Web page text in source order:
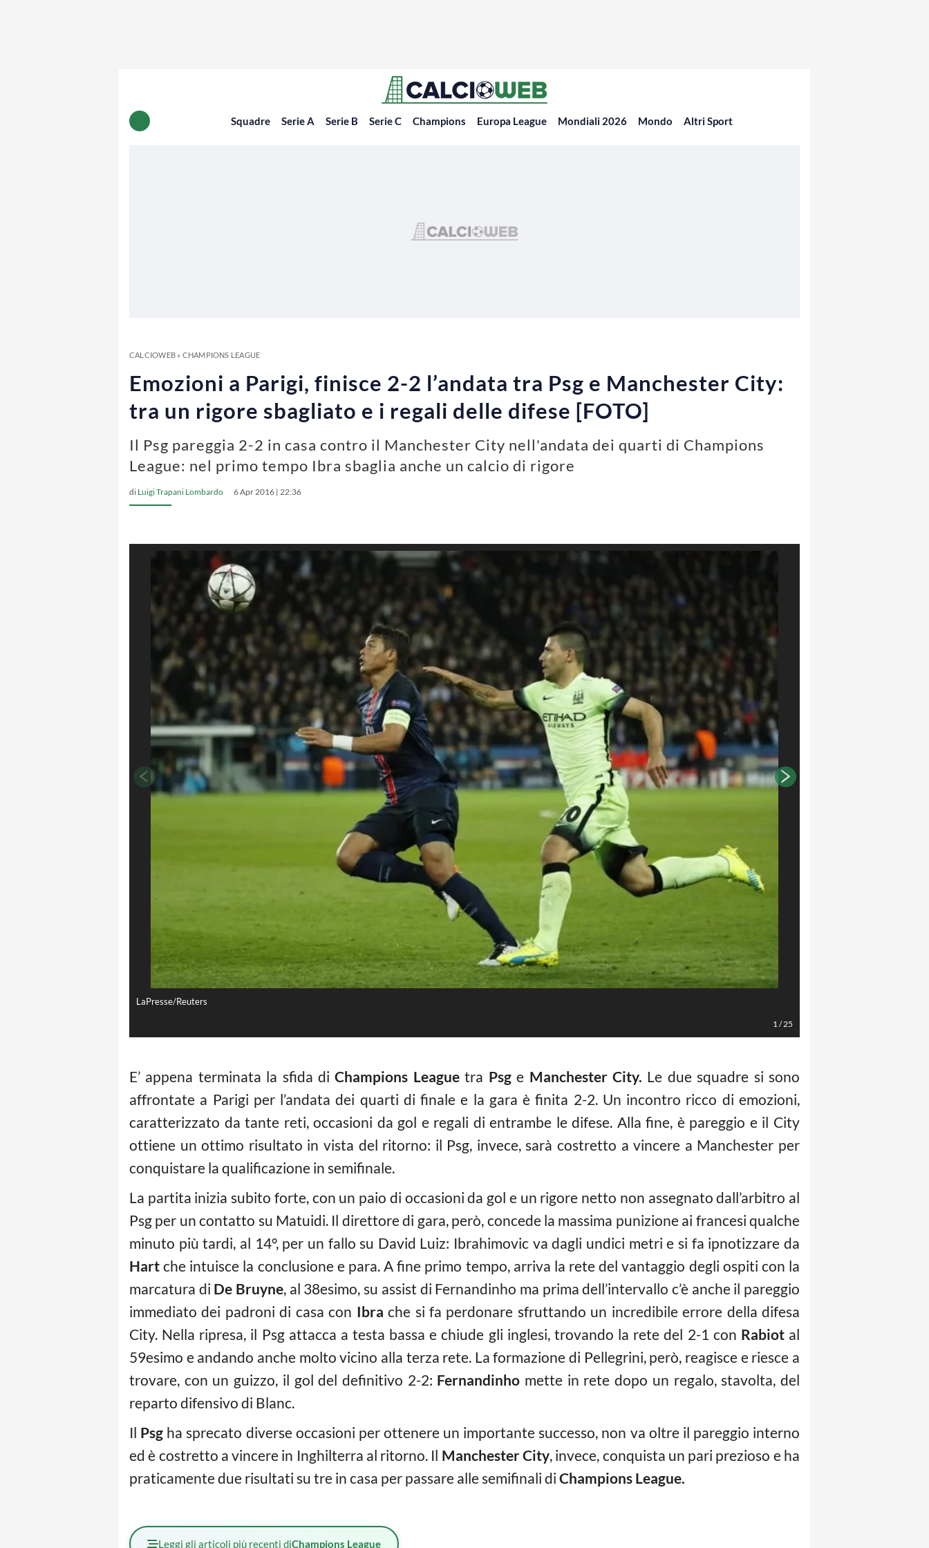
Squadre Serie A Serie B Serie C Champions Europa League Mondiali 2026 Mondo Altri Sport
CALCIOWEB» CHAMPIONS LEAGUE
Emozioni a Parigi, finisce 2-2 l’andata tra Psg e Manchester City:
tra un rigore sbagliato e i regali delle difese [FOTO]
Il Psg pareggia 2-2 in casa contro il Manchester City nell'andata dei quarti di Champions
League: nel primo tempo Ibra sbaglia anche un calcio di rigore
di Luigi Trapani Lombardo 6 Apr 2016 | 22:36
LaPresse/Reuters
1/25
E’ appena terminata la sfida diChampions Leaguetra Psge Manchester City. Le due squadre si sono
affrontate a Parigi per l’andata dei quarti di finale e la gara è finita 2-2. Un incontro ricco di emozioni,
caratterizzato da tante reti, occasioni da gol e regali di entrambe le difese. Alla fine, è pareggio e il City
ottiene un ottimo risultato in vista del ritorno: il Psg, invece, sarà costretto a vincere a Manchester per
conquistare la qualificazione in semifinale.
La partita inizia subito forte, con un paio di occasioni da gol e un rigore netto non assegnato dall’arbitro al
Psg per un contatto su Matuidi. Il direttore di gara, però, concede la massima punizione ai francesi qualche
minuto più tardi, al 14°, per un fallo su David Luiz: Ibrahimovic va dagli undici metri e si fa ipnotizzare da
Hart che intuisce la conclusione e para. A fine primo tempo, arriva la rete del vantaggio degli ospiti con la
marcatura di De Bruyne, al 38esimo, su assist di Fernandinho ma prima dell’intervallo c’è anche il pareggio
immediato dei padroni di casa con Ibra che si fa perdonare sfruttando un incredibile errore della difesa
City. Nella ripresa, il Psg attacca a testa bassa e chiude gli inglesi, trovando la rete del 2-1 con Rabiotal
59esimo e andando anche molto vicino alla terza rete. La formazione di Pellegrini, però, reagisce e riesce a
trovare, con un guizzo, il gol del definitivo 2-2: Fernandinho mette in rete dopo un regalo, stavolta, del
reparto difensivo di Blanc.
Il Psg ha sprecato diverse occasioni per ottenere un importante successo, non va oltre il pareggio interno
ed è costretto a vincere in Inghilterra al ritorno. Il Manchester City, invece, conquista un pari prezioso e ha
praticamente due risultati su tre in casa per passare alle semifinali di Champions League.
Leggi gli articoli più recenti diChampions League